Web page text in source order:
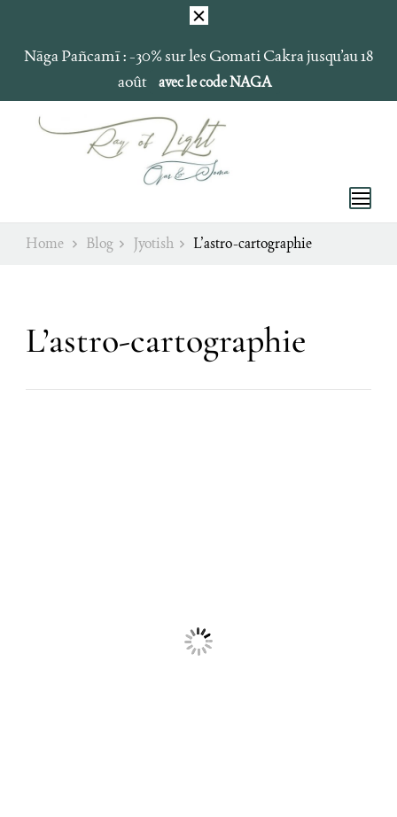
Nāga Pañcamī : -30% sur les Gomati Cakra jusqu’au 18
août
avec le code NAGA
Ojas & Soma
Ray of Light
Home Blog Jyotish L’astro-cartographie
L’astro-cartographie